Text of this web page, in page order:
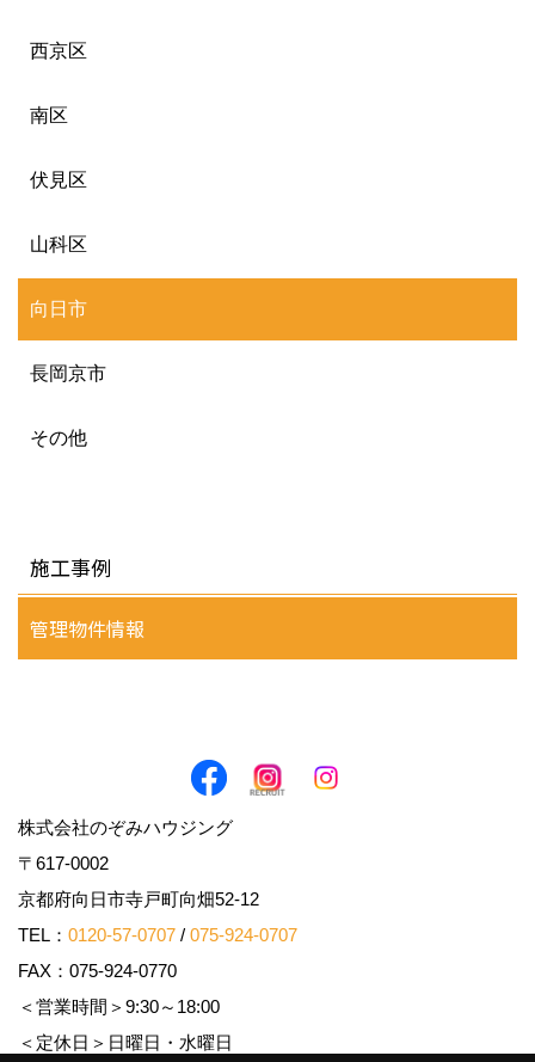
西京区
南区
伏見区
山科区
向日市
長岡京市
その他
施工事例
管理物件情報
株式会社のぞみハウジング
〒617-0002
京都府向日市寺戸町向畑52-12
TEL： 0120-57-0707 / 075-924-0707
FAX：075-924-0770
＜営業時間＞9:30～18:00
＜定休日＞日曜日・水曜日